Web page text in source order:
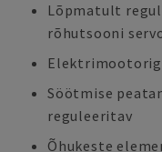
Lõpmatult
rõhutsooni
Söötmise
reguleeritav
Õhukeste